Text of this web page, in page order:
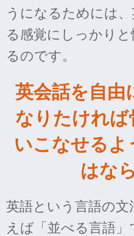
うになるためには
る感覚にしっかり
るのです。
英会話を自由
なりたければ
いこなせるよ
はな
英語という言語の文
えば「並べる言語